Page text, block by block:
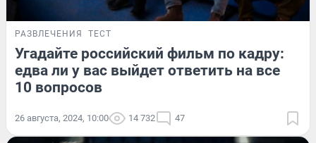
РАЗВЛЕЧЕНИЯ ТЕСТ
Угадайте российский фильм по кадру:
едва ли у вас выйдет ответить на все
10 вопросов
26 августа, 2024, 10:00 14 732 47